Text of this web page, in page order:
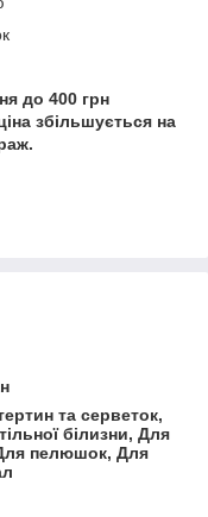
до 400 грн
збільшується на
та серветок,
білизни, Для
пелюшок, Для